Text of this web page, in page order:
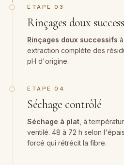
ÉTAPE 03
Rinçages doux
Rinçages doux successifs
extraction complète des
pH d'origine.
ÉTAPE 04
Séchage contrôlé
Séchage à plat , à
ventilé. 48 à 72 h selon
forcé qui rétrécit la fibre.